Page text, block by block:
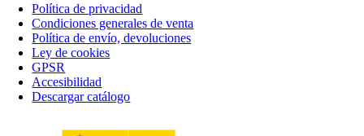
Política de privacidad
Condiciones generales de venta
Política de envío, devoluciones
Ley de cookies
GPSR
Accesibilidad
Descargar catálogo